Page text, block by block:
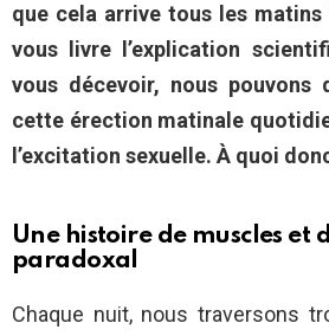
que cela arrive tous les matins
vous livre l’explication
vous décevoir, nous pouvons
cette érection matinale
l’excitation sexuelle. À quoi
Une histoire de muscles et
paradoxal
Chaque nuit, nous traversons